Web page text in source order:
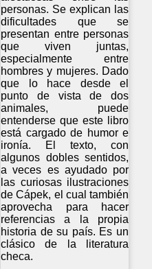
personas. Se explican las
dificultades que se
presentan entre personas
que viven juntas,
especialmente entre
hombres y mujeres. Dado
que lo hace desde el
punto de vista de dos
animales, puede
entenderse que este libro
está cargado de humor e
ironía. El texto, con
algunos dobles sentidos,
a veces es ayudado por
las curiosas ilustraciones
de Cápek, el cual también
aprovecha para hacer
referencias a la propia
historia de su país. Es un
clásico de la literatura
checa.